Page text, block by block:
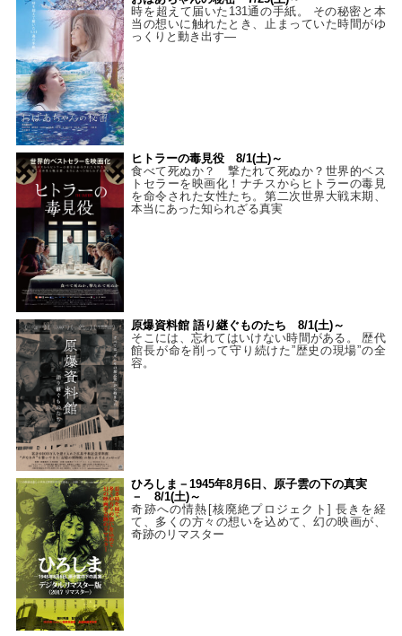
時を超えて届いた131通の手紙。 その秘密と本
当の想いに触れたとき、止まっていた時間がゆ
っくりと動き出す―
ヒトラーの毒見役 8/1(土)～
食べて死ぬか？ 撃たれて死ぬか？世界的ベス
トセラーを映画化！ナチスからヒトラーの毒見
を命令された女性たち。第二次世界大戦末期、
本当にあった知られざる真実
原爆資料館 語り継ぐものたち 8/1(土)～
そこには、忘れてはいけない時間がある。 歴代
館長が命を削って守り続けた”歴史の現場”の全
容。
ひろしま－1945年8月6日、原子雲の下の真実
－ 8/1(土)～
奇跡への情熱[核廃絶プロジェクト] 長きを経
て、多くの方々の想いを込めて、幻の映画が、
奇跡のリマスター